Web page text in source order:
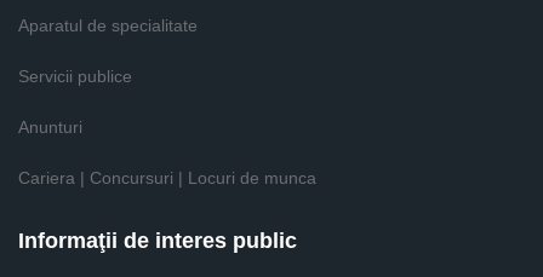
Aparatul de specialitate
Servicii publice
Anunturi
Cariera | Concursuri | Locuri de munca
Informaţii de interes public